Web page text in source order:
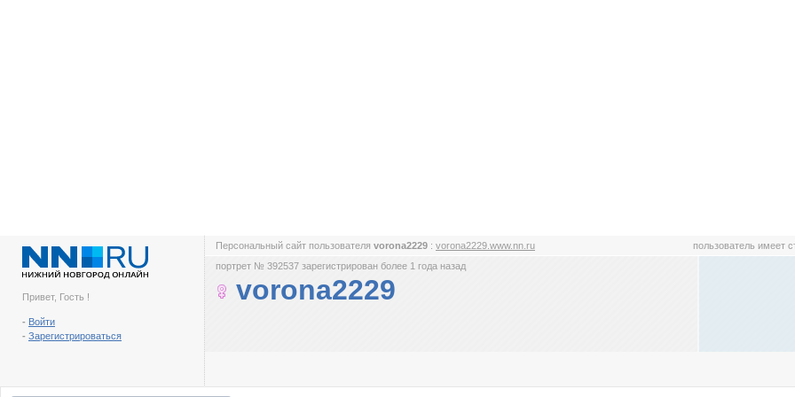
Привет, Гость !
- Войти
- Зарегистрироваться
Персональный сайт пользователя vorona2229 : vorona2229.www.nn.ru пользователь имеет
портрет № 392537 зарегистрирован более 1 года назад
vorona2229